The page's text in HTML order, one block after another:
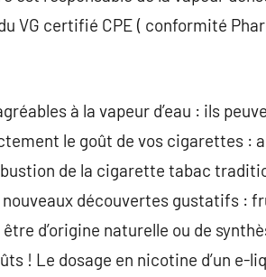
VG certifié CPE ( conformité
à la vapeur d’eau : ils
le goût de vos cigarettes :
de la cigarette tabac
découvertes gustatifs :
d’origine naturelle ou de
! Le dosage en nicotine d’un e-